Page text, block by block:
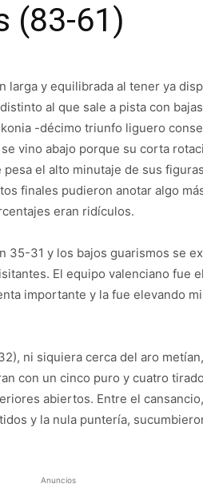
(83-61)
larga y equilibrada al tener ya
al que sale a pista con
-décimo triunfo liguero
vino abajo porque su corta
el alto minutaje de sus
finales pudieron anotar algo
eran ridículos.
35-31 y los bajos guarismos se
El equipo valenciano fue
importante y la fue elevando
ni siquiera cerca del aro
con un cinco puro y cuatro
abiertos. Entre el
y la nula puntería,
Anuncios